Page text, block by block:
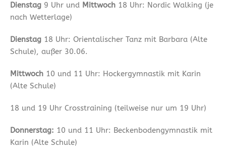
Dienstag 9 Uhr und Mittwoch 18 Uhr: Nordic Walking (je
nach Wetterlage)
Dienstag 18 Uhr: Orientalischer Tanz mit Barbara (Alte
Schule), außer 30.06.
Mittwoch 10 und 11 Uhr: Hockergymnastik mit Karin
(Alte Schule)
18 und 19 Uhr Crosstraining (teilweise nur um 19 Uhr)
Donnerstag: 10 und 11 Uhr: Beckenbodengymnastik mit
Karin (Alte Schule)